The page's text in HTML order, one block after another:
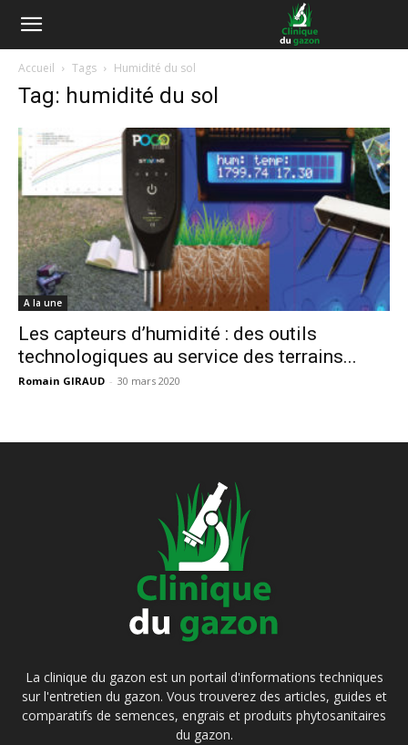
Accueil Tags Humidité du sol
Tag: humidité du sol
A la une
Les capteurs d’humidité : des outils
technologiques au service des terrains...
Romain GIRAUD - 30 mars 2020
La clinique du gazon est un portail d'informations techniques
sur l'entretien du gazon. Vous trouverez des articles, guides et
comparatifs de semences, engrais et produits phytosanitaires
du gazon.